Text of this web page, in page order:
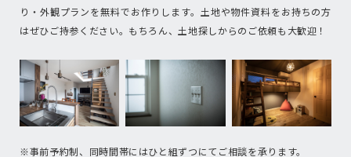
り・外観プランを無料でお作りします。土地や物件資料をお持ちの方
はぜひご持参ください。もちろん、土地探しからのご依頼も大歓迎！
※事前予約制、同時間帯にはひと組ずつにてご相談を承ります。